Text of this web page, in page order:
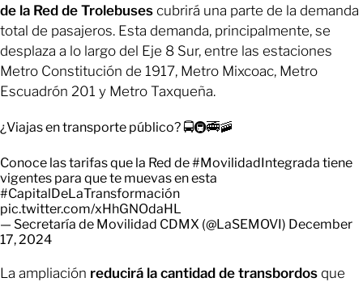
de la Red de Trolebuses cubrirá una parte de la demanda
total de pasajeros. Esta demanda, principalmente, se
desplaza a lo largo del Eje 8 Sur, entre las estaciones
Metro Constitución de 1917, Metro Mixcoac, Metro
Escuadrón 201 y Metro Taxqueña.
¿Viajas en transporte público? 🚍🚇🚎🚠
Conoce las tarifas que la Red de#MovilidadIntegrada tiene
vigentes para que te muevas en esta
#CapitalDeLaTransformación
pic.twitter.com/xHhGNOdaHL
— Secretaría de Movilidad CDMX (@LaSEMOVI) December
17, 2024
La ampliación reducirá la cantidad de transbordos que